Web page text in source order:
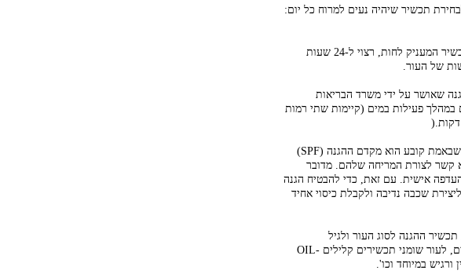
תכשיר שיהיה נעים למרוח כל יום:
✔️הענקת לחות – אם קרם ההגנה הוא חלק משגרת הטיפוח, השתמשו בתכשיר המעניק לחות, רצוי ל-24 שעות
של העור.
שאושר על ידי משרד הבריאות
פעילות במים (קיימות שתי רמות
✔️ סוג התכשיר - אין הבדל ביעילות ההגנה בין קרם, ספריי או תחליב. מה שבאמת קובע הוא מקדם ההגנה (SPF)
קשר לצורת המריחה שלהם. מדובר
אישית. עם זאת, כדי להבטיח הגנה
שכבה נדיבה ולקבלת כיסוי אחיד
ההגנה לסוג העור ולגיל
המשתמש. לעור רגיש מומלץ לבחור תכשיר ללא בישום וללא תוספת שמנים, לעור שומני תכשירים קלילים OIL-